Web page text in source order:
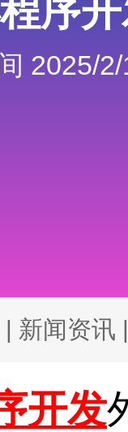
序
2025/
| 新闻资讯 |
开发